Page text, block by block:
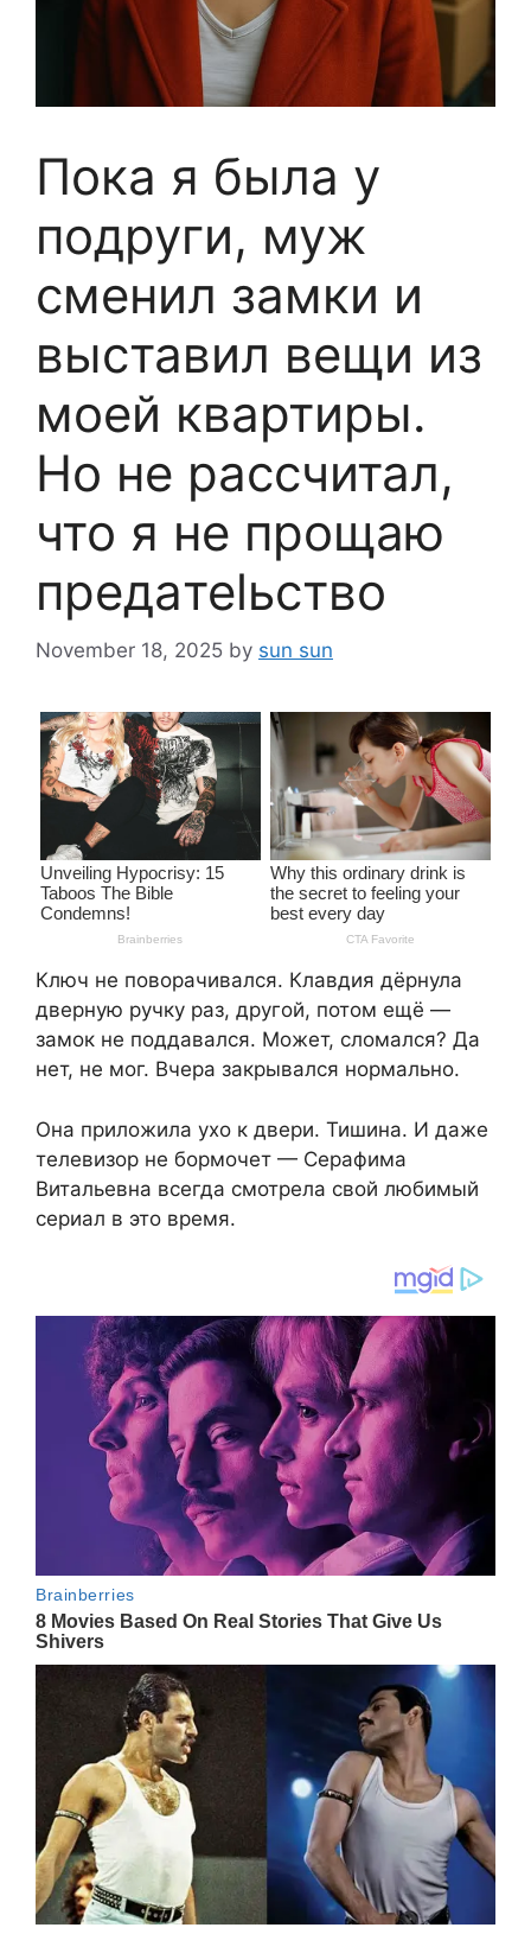
Пока я была у
подруги, муж
сменил замки и
выставил вещи из
моей квартиры.
Но не рассчитал,
что я не прощаю
прeдaтеlьствo
November 18, 2025 by sun sun
Ключ не поворачивался. Клавдия дёрнула
дверную ручку раз, другой, потом ещё —
замок не поддавался. Может, сломался? Да
нет, не мог. Вчера закрывался нормально.
Она приложила ухо к двери. Тишина. И даже
телевизор не бормочет — Серафима
Витальевна всегда смотрела свой любимый
сериал в это время.